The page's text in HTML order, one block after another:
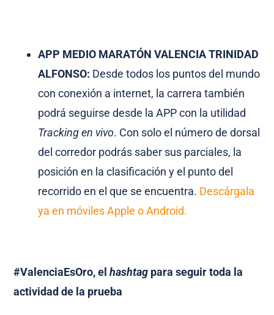
APP MEDIO MARATÓN VALENCIA TRINIDAD
ALFONSO: Desde todos los puntos del mundo
con conexión a internet, la carrera también
podrá seguirse desde la APP con la utilidad
Tracking en vivo. Con solo el número de dorsal
del corredor podrás saber sus parciales, la
posición en la clasificación y el punto del
recorrido en el que se encuentra. Descárgala
ya en móviles Apple o Android.
#ValenciaEsOro, elhashtag para seguir toda la
actividad de la prueba